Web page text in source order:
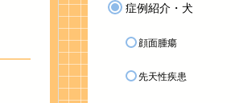
症例紹介・犬
顔面腫瘍
先天性疾患